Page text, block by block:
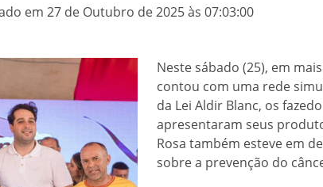
em 27 de Outubro de 2025 às 07:03:00
Neste sábado (25), em
contou com uma rede
da Lei Aldir Blanc, os
apresentaram seus
Rosa também esteve em
sobre a prevenção do